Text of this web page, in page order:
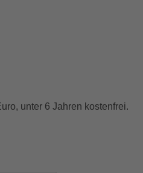
unter 6 Jahren kostenfrei.